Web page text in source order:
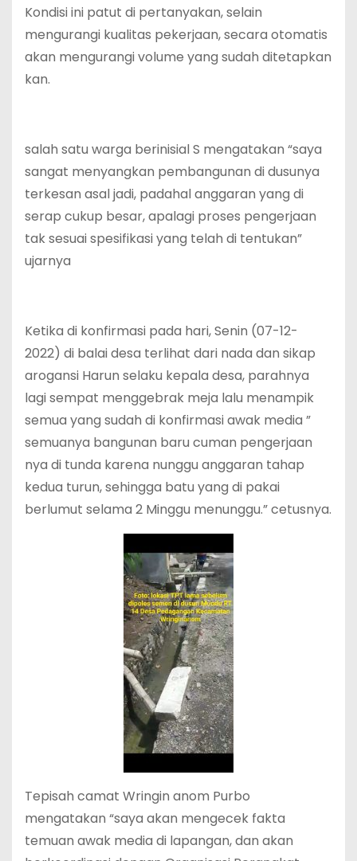
Kondisi ini patut di pertanyakan, selain
mengurangi kualitas pekerjaan, secara otomatis
akan mengurangi volume yang sudah ditetapkan
kan.
salah satu warga berinisial S mengatakan “saya
sangat menyangkan pembangunan di dusunya
terkesan asal jadi, padahal anggaran yang di
serap cukup besar, apalagi proses pengerjaan
tak sesuai spesifikasi yang telah di tentukan”
ujarnya
Ketika di konfirmasi pada hari, Senin (07-12-
2022) di balai desa terlihat dari nada dan sikap
arogansi Harun selaku kepala desa, parahnya
lagi sempat menggebrak meja lalu menampik
semua yang sudah di konfirmasi awak media ”
semuanya bangunan baru cuman pengerjaan
nya di tunda karena nunggu anggaran tahap
kedua turun, sehingga batu yang di pakai
berlumut selama 2 Minggu menunggu.” cetusnya.
Tepisah camat Wringin anom Purbo
mengatakan “saya akan mengecek fakta
temuan awak media di lapangan, dan akan